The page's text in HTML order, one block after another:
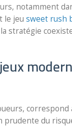
notamment
le jeu sweet rush
stratégie
correspond
du